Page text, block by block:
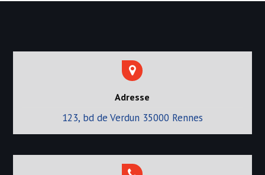
Adresse
123, bd de Verdun 35000 Rennes